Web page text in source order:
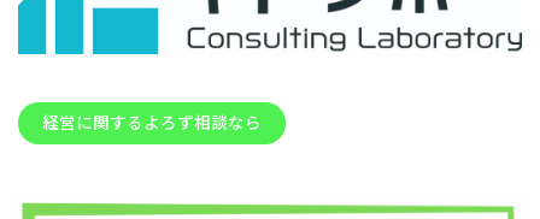
経営に関するよろず相談なら